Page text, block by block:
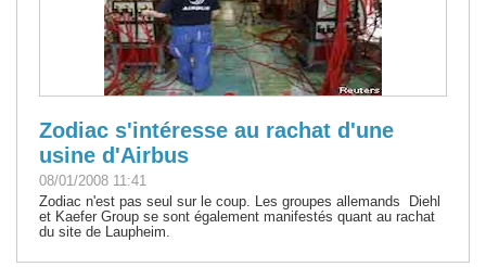
Zodiac s'intéresse au rachat d'une
usine d'Airbus
08/01/2008 11:41
Zodiac n'est pas seul sur le coup. Les groupes allemands Diehl
et Kaefer Group se sont également manifestés quant au rachat
du site de Laupheim.